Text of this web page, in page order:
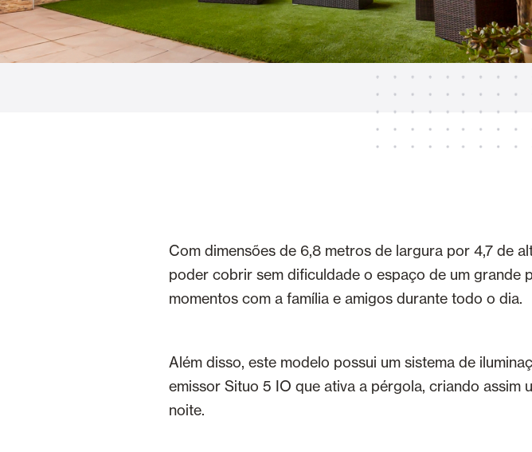
Cortinas de Vidro Alicantinas e Cortinas exteriores
VER
Com dimensões de 6,8 metros de largura por 4,7 de
poder cobrir sem dificuldade o espaço de um grande
momentos com a família e amigos durante todo o dia.
Além disso, este modelo possui um sistema de
emissor Situo 5 IO que ativa a pérgola, criando
noite.